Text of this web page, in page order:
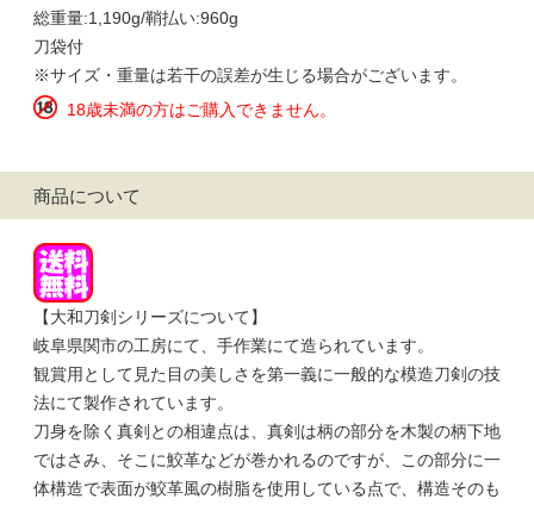
総重量:1,190g/鞘払い:960g
刀袋付
※サイズ・重量は若干の誤差が生じる場合がございます。
18歳未満の方はご購入できません。
商品について
【大和刀剣シリーズについて】
岐阜県関市の工房にて、手作業にて造られています。
観賞用として見た目の美しさを第一義に一般的な模造刀剣の技
法にて製作されています。
刀身を除く真剣との相違点は、真剣は柄の部分を木製の柄下地
ではさみ、そこに鮫革などが巻かれるのですが、この部分に一
体構造で表面が鮫革風の樹脂を使用している点で、構造そのも